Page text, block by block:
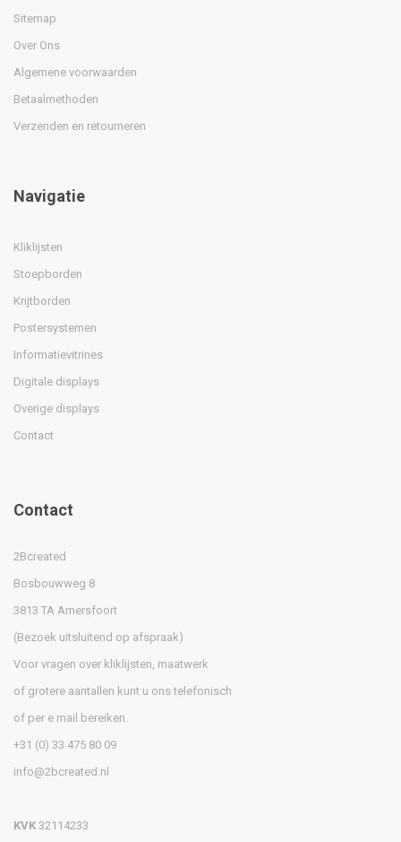
Sitemap
Over Ons
Algemene voorwaarden
Betaalmethoden
Verzenden en retourneren
Navigatie
Kliklijsten
Stoepborden
Krijtborden
Postersystemen
Informatievitrines
Digitale displays
Overige displays
Contact
Contact
2Bcreated
Bosbouwweg 8
3813 TA Amersfoort
(Bezoek uitsluitend op afspraak)
Voor vragen over kliklijsten, maatwerk
of grotere aantallen kunt u ons telefonisch
of per e mail bereiken.
+31 (0) 33 475 80 09
info@2bcreated.nl
KVK 32114233